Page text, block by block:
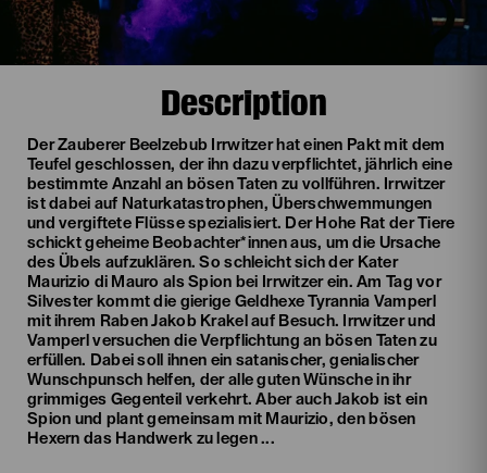
Description
Der Zauberer Beelzebub Irrwitzer hat einen Pakt mit dem
Teufel geschlossen, der ihn dazu verpflichtet, jährlich eine
bestimmte Anzahl an bösen Taten zu vollführen. Irrwitzer
ist dabei auf Naturkatastrophen, Überschwemmungen
und vergiftete Flüsse spezialisiert. Der Hohe Rat der Tiere
schickt geheime Beobachter*innen aus, um die Ursache
des Übels aufzuklären. So schleicht sich der Kater
Maurizio di Mauro als Spion bei Irrwitzer ein. Am Tag vor
Silvester kommt die gierige Geldhexe Tyrannia Vamperl
mit ihrem Raben Jakob Krakel auf Besuch. Irrwitzer und
Vamperl versuchen die Verpflichtung an bösen Taten zu
erfüllen. Dabei soll ihnen ein satanischer, genialischer
Wunschpunsch helfen, der alle guten Wünsche in ihr
grimmiges Gegenteil verkehrt. Aber auch Jakob ist ein
Spion und plant gemeinsam mit Maurizio, den bösen
Hexern das Handwerk zu legen ...